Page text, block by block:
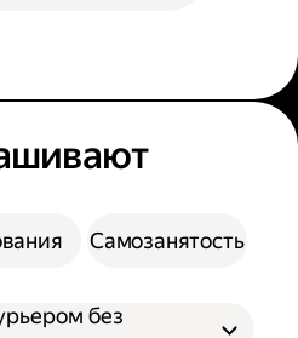
Самозанятость
без